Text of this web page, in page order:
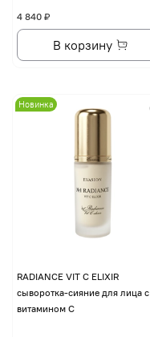
4 840 ₽
В корзину
Новинка
RADIANCE VIT C ELIXIR
сыворотка-сияние для лица с
витамином С